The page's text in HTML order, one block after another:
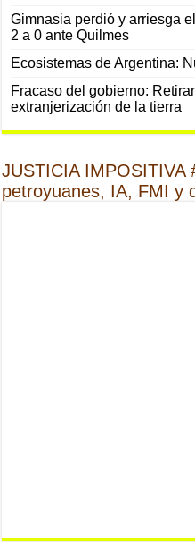
Gimnasia perdió y arriesga
2 a 0 ante Quilmes
Ecosistemas de Argentina:
Fracaso del gobierno:
extranjerización de la tierra
JUSTICIA IMPOSITIVA
petroyuanes, IA, FMI y